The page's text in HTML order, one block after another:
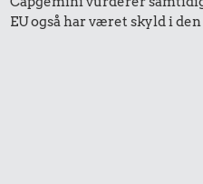
EU også har været skyld i